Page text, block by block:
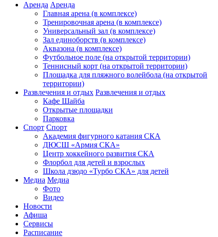
Аренда Аренда
Главная арена (в комплексе)
Тренировочная арена (в комплексе)
Универсальный зал (в комплексе)
Зал единоборств (в комплексе)
Аквазона (в комплексе)
Футбольное поле (на открытой территории)
Теннисный корт (на открытой территории)
Площадка для пляжного волейбола (на открытой
территории)
Развлечения и отдых Развлечения и отдых
Кафе Шайба
Открытые площадки
Парковка
Спорт Спорт
Академия фигурного катания СКА
ДЮСШ «Армия СКА»
Центр хоккейного развития СКА
Флорбол для детей и взрослых
Школа дзюдо «Турбо СКА» для детей
Медиа Медиа
Фото
Видео
Новости
Афиша
Сервисы
Расписание